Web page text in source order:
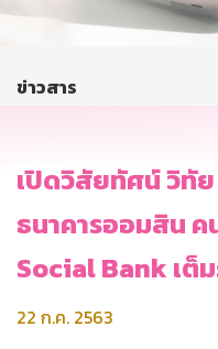
บริการออนไลน์
ข่าวสาร
เปิดวิสัยทัศน์ วิทั
ธนาคารออมสิน ค
Social Bank เต็
22 ก.ค. 2563